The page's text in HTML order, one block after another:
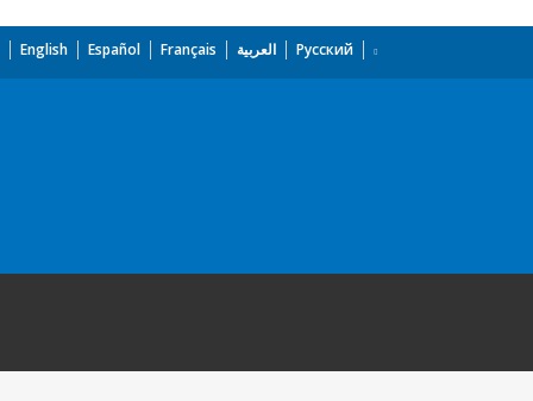
English Español Français العربية Русский